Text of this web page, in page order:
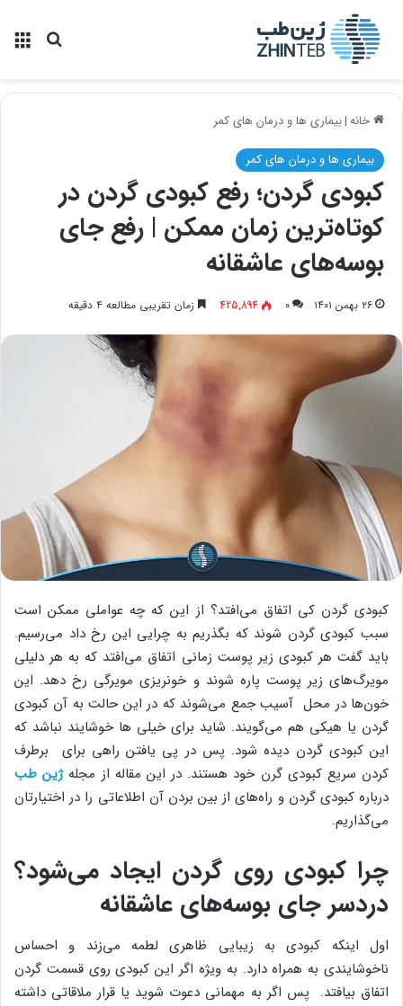
خانه|بیماری ها و درمان های کمر
بیماری ها و درمان های کمر
کبودی گردن؛ رفع کبودی گردن در
کوتاه‌ترین زمان ممکن | رفع جای
بوسه‌های عاشقانه
۲۶ بهمن ۱۴۰۱ ۰ 425,894 زمان تقریبی مطالعه ۴ دقیقه
کبودی گردن کی اتفاق می‌افتد؟ از این که چه عواملی ممکن است
سبب کبودی گردن شوند که بگذریم به چرایی این رخ داد می‌رسیم.
باید گفت هر کبودی زیر پوست زمانی اتفاق می‌افتد که به هر دلیلی
مویرگ‌های زیر پوست پاره شوند و خونریزی مویرگی رخ دهد. این
خون‌ها در محل آسیب جمع می‌شوند که در این حالت به آن کبودی
گردن یا هیکی هم می‌گویند. شاید برای خیلی ها خوشایند نباشد که
این کبودی گردن دیده شود. پس در پی یافتن راهی برای برطرف
کردن سریع کبودی گرن خود هستند. در این مقاله از مجلهژین طب
درباره کبودی گردن و راه‌های از بین بردن آن اطلاعاتی را در اختیارتان
می‌گذاریم.
چرا کبودی روی گردن ایجاد می‌شود؟
دردسر جای بوسه‌های عاشقانه
اول اینکه کبودی به زیبایی ظاهری لطمه می‌زند و احساس
ناخوشایندی به همراه دارد. به ویژه اگر این کبودی روی قسمت گردن
اتفاق بیافتد. پس اگر به مهمانی دعوت شوید یا قرار ملاقاتی داشته